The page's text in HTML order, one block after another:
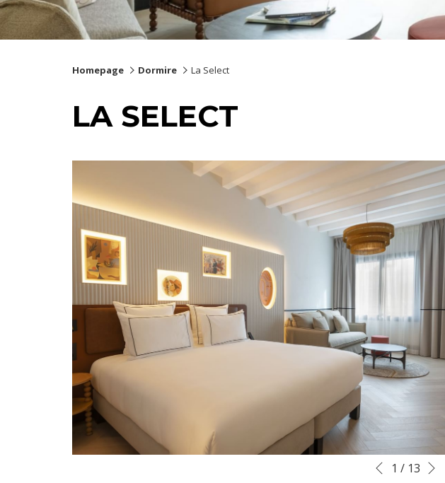
Homepage Dormire La Select
LA SELECT
Pulsanti
Cliccando
Precedente
1 / 13